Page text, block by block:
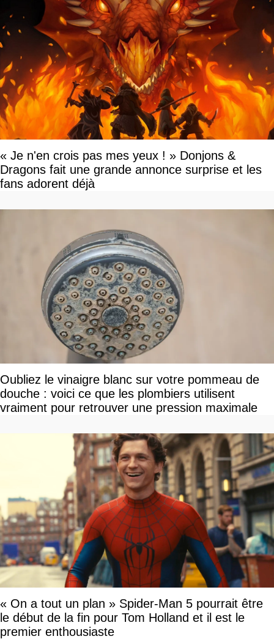
« Je n'en crois pas mes yeux ! » Donjons &
Dragons fait une grande annonce surprise et les
fans adorent déjà
Oubliez le vinaigre blanc sur votre pommeau de
douche : voici ce que les plombiers utilisent
vraiment pour retrouver une pression maximale
« On a tout un plan » Spider-Man 5 pourrait être
le début de la fin pour Tom Holland et il est le
premier enthousiaste